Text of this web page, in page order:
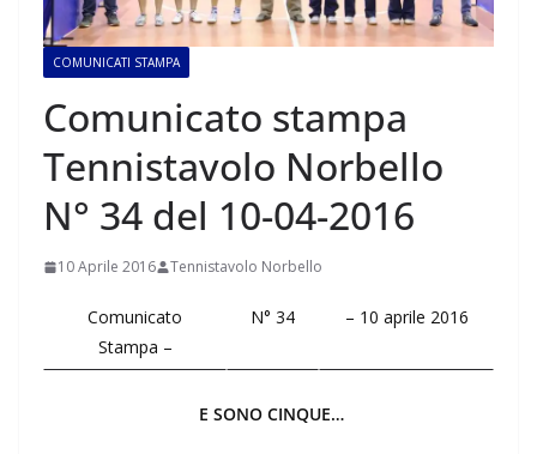
COMUNICATI STAMPA
Comunicato stampa
Tennistavolo Norbello
N° 34 del 10-04-2016
10 Aprile 2016 Tennistavolo Norbello
Comunicato
Stampa –
N° 34 – 10 aprile 2016
E SONO CINQUE…